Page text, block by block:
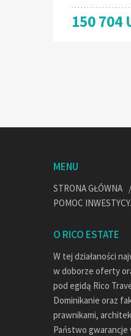
150 704
MENU
STRONA GŁÓWNA
POMOC
O RICO ESTATE
W tej działaności
w doborze oferty
pod egidą Rico
Dominikanie oraz
prawnikami,
Państwo gwarancje